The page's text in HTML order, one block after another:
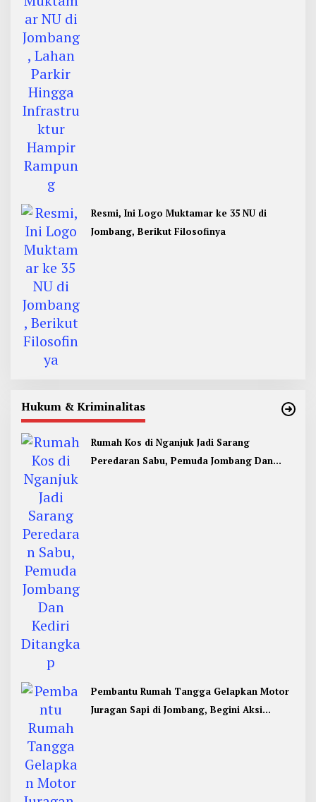
Resmi, Ini Logo Muktamar ke 35 NU di
Jombang, Berikut Filosofinya
Hukum & Kriminalitas
Rumah Kos di Nganjuk Jadi Sarang
Peredaran Sabu, Pemuda Jombang Dan
Pembantu Rumah Tangga Gelapkan Motor
Juragan Sapi di Jombang, Begini Aksi